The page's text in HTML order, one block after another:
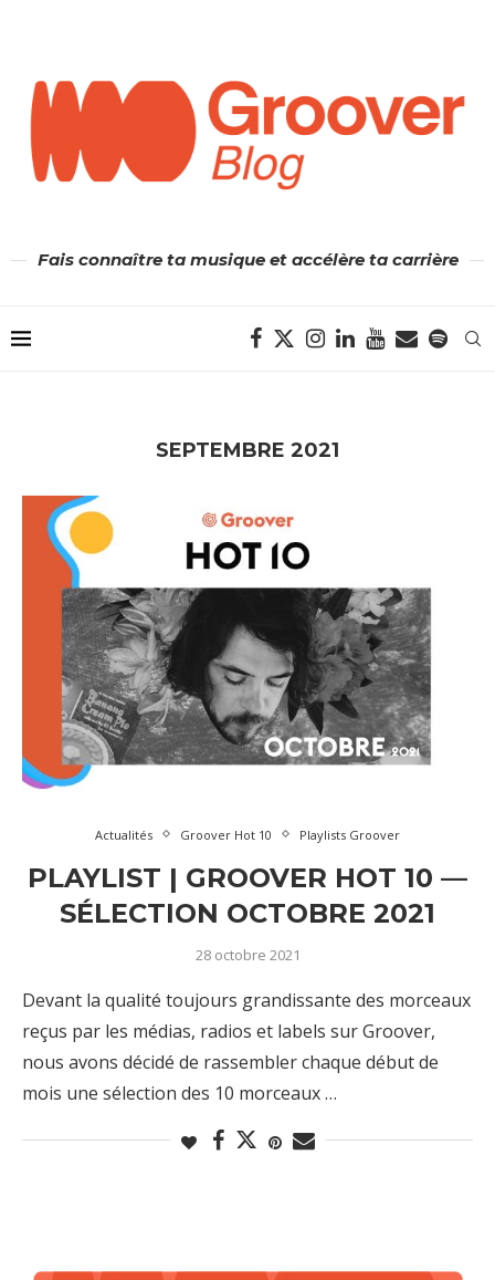
Fais connaître ta musique et accélère ta carrière
SEPTEMBRE 2021
Actualités Groover Hot 10 Playlists Groover
PLAYLIST | GROOVER HOT 10 —
SÉLECTION OCTOBRE 2021
28 octobre 2021
Devant la qualité toujours grandissante des morceaux
reçus par les médias, radios et labels sur Groover,
nous avons décidé de rassembler chaque début de
mois une sélection des 10 morceaux …